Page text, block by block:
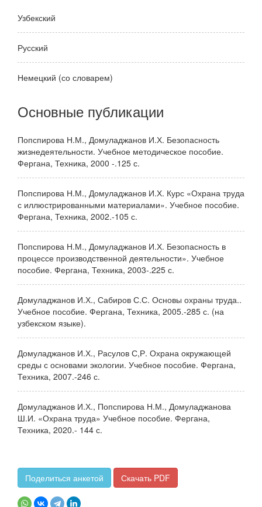
Узбекский
Русский
Немецкий (со словарем)
Основные публикации
Попспирова Н.М., Домуладжанов И.Х. Безопасность
жизнедеятельности. Учебное методическое пособие.
Фергана, Техника, 2000 -.125 с.
Попспирова Н.М., Домуладжанов И.Х. Курс «Охрана труда
с иллюстрированными материалами». Учебное пособие.
Фергана, Техника, 2002.-105 с.
Попспирова Н.М., Домуладжанов И.Х. Безопасность в
процессе производственной деятельности». Учебное
пособие. Фергана, Техника, 2003-.225 с.
Домуладжанов И.Х., Сабиров С.С. Основы охраны труда..
Учебное пособие. Фергана, Техника, 2005.-285 с. (на
узбекском языке).
Домуладжанов И.Х., Расулов С,Р. Охрана окружающей
среды с основами экологии. Учебное пособие. Фергана,
Техника, 2007.-246 с.
Домуладжанов И.Х., Попспирова Н.М., Домуладжанова
Ш.И. «Охрана труда» Учебное пособие. Фергана,
Техника, 2020.- 144 с.
Поделиться анкетой Скачать PDF